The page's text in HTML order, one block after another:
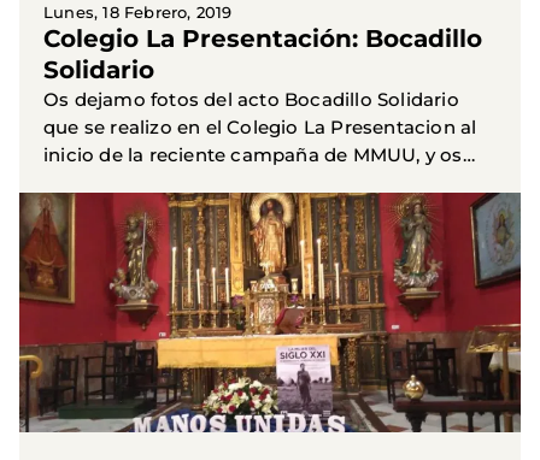
Lunes, 18 Febrero, 2019
Colegio La Presentación: Bocadillo
Solidario
Os dejamo fotos del acto Bocadillo Solidario
que se realizo en el Colegio La Presentacion al
inicio de la reciente campaña de MMUU, y os
Colegio La...